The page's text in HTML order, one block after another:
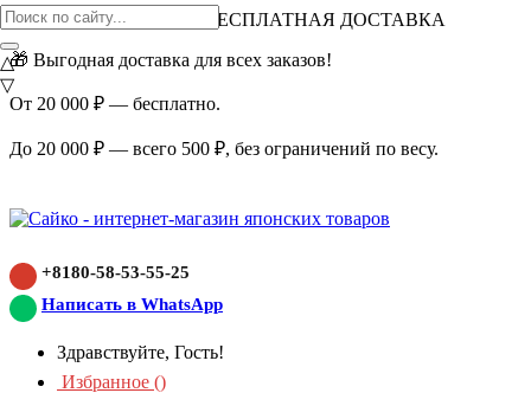
ВНИМАНИЕ АКЦИЯ!
БЕСПЛАТНАЯ ДОСТАВКА
🎁 Выгодная доставка для всех заказов!
От 20 000 ₽ — бесплатно.
До 20 000 ₽ — всего 500 ₽, без ограничений по весу.
+8180-58-53-55-25
Написать в WhatsApp
Здравствуйте, Гость!
Избранное ()
△
▽